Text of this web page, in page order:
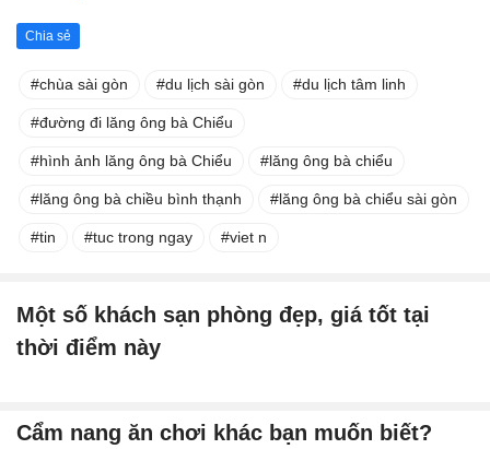
Chia sẻ
chùa sài gòn du lịch sài gòn du lịch tâm linh
đường đi lăng ông bà Chiểu
hình ảnh lăng ông bà Chiểu lăng ông bà chiểu
lăng ông bà chiều bình thạnh lăng ông bà chiểu sài gòn
tin tuc trong ngay viet n
Một số khách sạn phòng đẹp, giá tốt tại
thời điểm này
Cẩm nang ăn chơi khác bạn muốn biết?